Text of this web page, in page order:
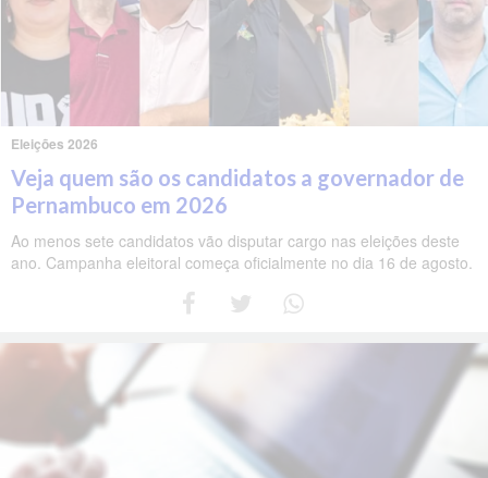
Eleições 2026
Veja quem são os candidatos a governador de
Pernambuco em 2026
Ao menos sete candidatos vão disputar cargo nas eleições deste
ano. Campanha eleitoral começa oficialmente no dia 16 de agosto.